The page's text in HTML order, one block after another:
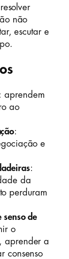
não
escutar e
: aprendem
ao
:
e
:
da
perduram
senso de
o
aprender a
consenso